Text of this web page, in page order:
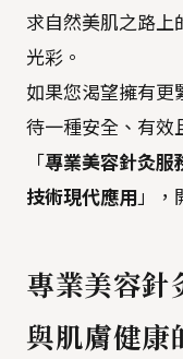
求自然美肌之路上
光彩。
如果您渴望擁有更
待一種安全、有效
「 專業美容針灸服
技術現代應用 」，
專業美容針
與肌膚健康